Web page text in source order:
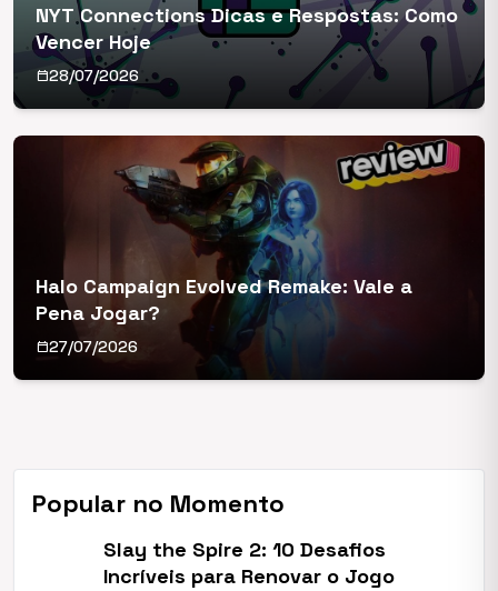
NYT Connections Dicas e Respostas: Como
Vencer Hoje
calendar_today28/07/2026
Halo Campaign Evolved Remake: Vale a
Pena Jogar?
calendar_today27/07/2026
de Pokémon
06/08/2026
Popular no Momento
Slay the Spire 2: 10 Desafios
Incríveis para Renovar o Jogo